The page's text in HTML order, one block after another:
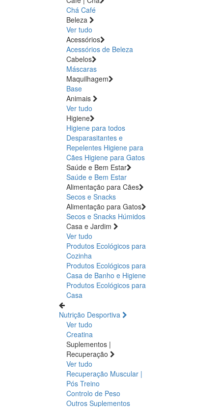
Chá Café
Beleza
Ver tudo
Acessórios
Acessórios de Beleza
Cabelos
Máscaras
Maquilhagem
Base
Animais
Ver tudo
Higiene
Higiene para todos
Desparasitantes e
Repelentes Higiene para
Cães Higiene para Gatos
Saúde e Bem Estar
Saúde e Bem Estar
Alimentação para Cães
Secos e Snacks
Alimentação para Gatos
Secos e Snacks Húmidos
Casa e Jardim
Ver tudo
Produtos Ecológicos para
Cozinha
Produtos Ecológicos para
Casa de Banho e Higiene
Produtos Ecológicos para
Casa
Nutrição Desportiva
Ver tudo
Creatina
Suplementos |
Recuperação
Ver tudo
Recuperação Muscular |
Pós Treino
Controlo de Peso
Outros Suplementos